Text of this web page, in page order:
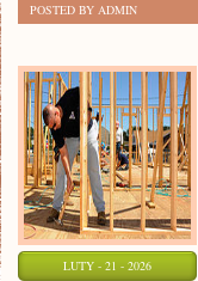
POSTED BY ADMIN
LUTY - 21 - 2026